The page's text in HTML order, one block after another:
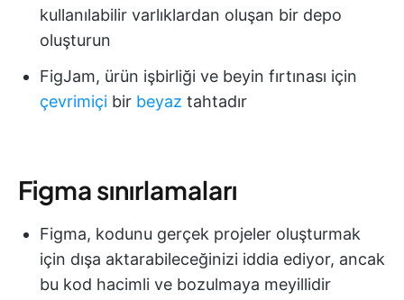
kullanılabilir varlıklardan oluşan bir depo
oluşturun
FigJam, ürün işbirliği ve beyin fırtınası için
çevrimiçi bir beyaz tahtadır
Figma sınırlamaları
Figma, kodunu gerçek projeler oluşturmak
için dışa aktarabileceğinizi iddia ediyor, ancak
bu kod hacimli ve bozulmaya meyillidir